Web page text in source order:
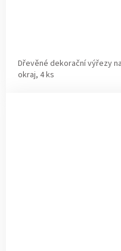
Dřevěné dekorační výřezy
okraj, 4 ks